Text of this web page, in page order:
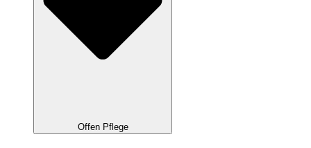
Offen Pflege